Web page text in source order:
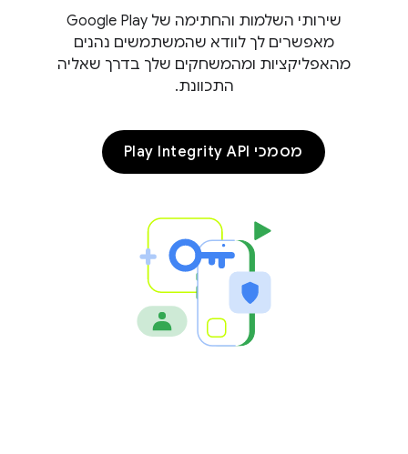
שירותי השלמות והחתימה של Google Play
מאפשרים לך לוודא שהמשתמשים נהנים
מהאפליקציות ומהמשחקים שלך בדרך שאליה
התכוונת.
מסמכי Play Integrity API